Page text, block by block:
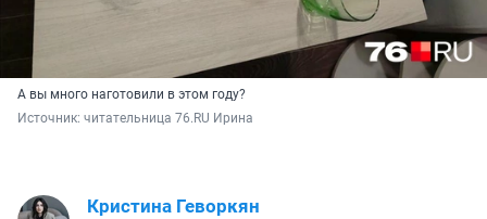
А вы много наготовили в этом году?
Источник: читательница 76.RU Ирина
Кристина Геворкян